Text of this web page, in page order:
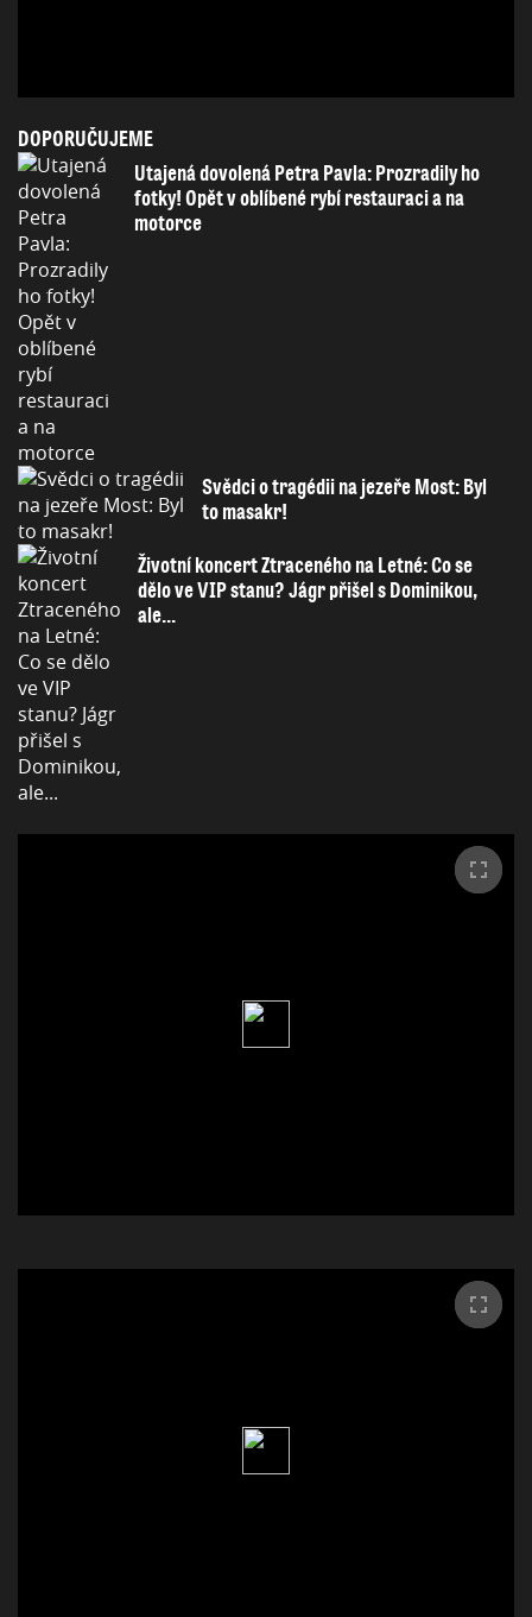
DOPORUČUJEME
Utajená dovolená Petra Pavla: Prozradily ho
fotky! Opět v oblíbené rybí restauraci a na
motorce
Svědci o tragédii na jezeře Most: Byl
to masakr!
Životní koncert Ztraceného na Letné: Co se
dělo ve VIP stanu? Jágr přišel s Dominikou,
ale...